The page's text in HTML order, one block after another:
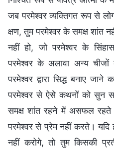
जब परमेश्वर व्यक्तिगत रूप से
क्षण, तुम परमेश्वर के समक्ष शांत
नहीं हो, जो परमेश्वर के
परमेश्वर के अलावा अन्य
परमेश्वर द्वारा सिद्ध बनाए जाने
परमेश्वर से ऐसे कथनों को
समक्ष शांत रहने में असफल
परमेश्वर से प्रेम नहीं करते।
नहीं करोगे, तो तुम किसकी